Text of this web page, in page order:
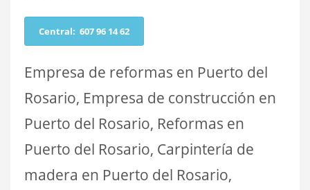
Central: 607 96 14 62
Empresa de reformas en Puerto del
Rosario, Empresa de construcción en
Puerto del Rosario, Reformas en
Puerto del Rosario, Carpintería de
madera en Puerto del Rosario,